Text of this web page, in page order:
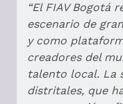
“El FIAV Bogotá
escenario de
y como
creadores del
talento local. La
distritales, que